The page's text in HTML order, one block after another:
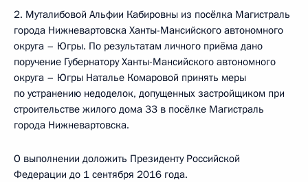
2. Муталибовой Альфии Кабировны из посёлка Магистраль
города Нижневартовска Ханты-Мансийского автономного
округа – Югры. По результатам личного приёма дано
поручение Губернатору Ханты-Мансийского автономного
округа – Югры Наталье Комаровой принять меры
по устранению недоделок, допущенных застройщиком при
строительстве жилого дома 33 в посёлке Магистраль
города Нижневартовска.
О выполнении доложить Президенту Российской
Федерации до 1 сентября 2016 года.